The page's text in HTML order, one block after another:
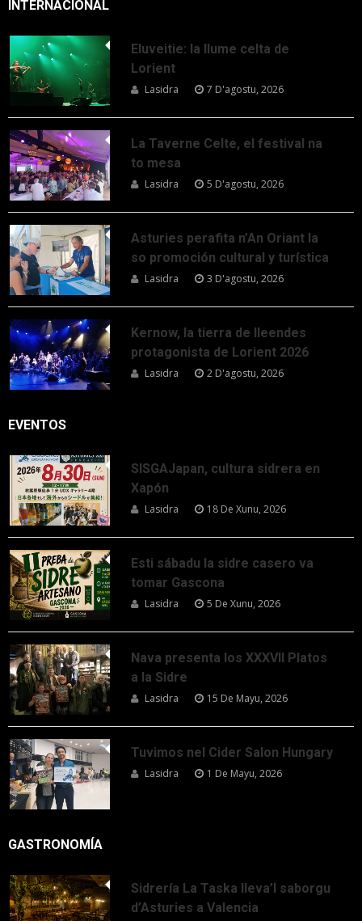
INTERNACIONAL
Eluveitie: la llume celta de
Lorient
Lasidra 7 D'agostu, 2026
La Taverne Celte, el festival na
to mesa
Lasidra 5 D'agostu, 2026
Asturies perafita n’An Oriant la
so promoción cultural y turística
Lasidra 3 D'agostu, 2026
Kernow, la tierra de lleendes
protagonista de Lorient 2026
Lasidra 2 D'agostu, 2026
EVENTOS
SISGAJapan, cultura sidrera en
Xapón
Lasidra 18 De Xunu, 2026
Esti sábadu la sidre casero va
tomar Gascona
Lasidra 5 De Xunu, 2026
Nava presenta los XXXVII Platos
a la Sidre
Lasidra 15 De Mayu, 2026
Tuvimos nel Cider Salon Hungary
Lasidra 1 De Mayu, 2026
GASTRONOMÍA
Sidrería La Taska lleva’l saborgu
d’Asturies a Valencia